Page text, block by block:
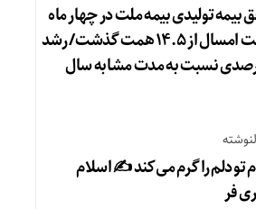
بیمه تولیدی بیمه ملت در چهار ماه
نخست امسال از ۱۴.۵ همت گذشت/ رشد
درصدی نسبت به مدت مشابه سال
تو دلم را گرم می‌کند ✍️ اسلام
فر